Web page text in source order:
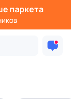
паркета